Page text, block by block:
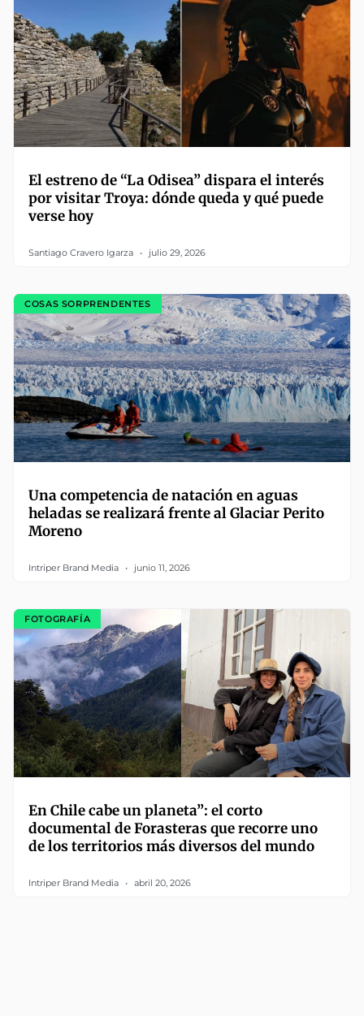
El estreno de “La Odisea” dispara el interés
por visitar Troya: dónde queda y qué puede
verse hoy
Santiago Cravero Igarza julio 29, 2026
COSAS SORPRENDENTES
Una competencia de natación en aguas
heladas se realizará frente al Glaciar Perito
Moreno
Intriper Brand Media junio 11, 2026
FOTOGRAFÍA
En Chile cabe un planeta”: el corto
documental de Forasteras que recorre uno
de los territorios más diversos del mundo
Intriper Brand Media abril 20, 2026